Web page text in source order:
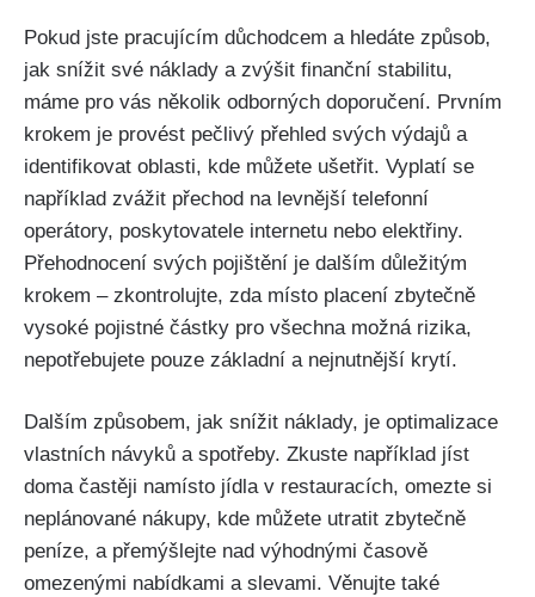
Pokud jste pracujícím důchodcem a hledáte způsob,
jak snížit své náklady a zvýšit finanční stabilitu,
máme pro vás několik odborných doporučení. Prvním
krokem je provést pečlivý přehled svých výdajů a
identifikovat oblasti, kde můžete ušetřit. Vyplatí se
například zvážit přechod na levnější telefonní
operátory, poskytovatele internetu nebo elektřiny.
Přehodnocení svých pojištění je dalším důležitým
krokem – zkontrolujte, zda místo placení zbytečně
vysoké pojistné částky pro všechna možná rizika,
nepotřebujete pouze základní a nejnutnější krytí.
Dalším způsobem, jak snížit náklady, je optimalizace
vlastních návyků a spotřeby. Zkuste například jíst
doma častěji namísto jídla v restauracích, omezte si
neplánované nákupy, kde můžete utratit zbytečně
peníze, a přemýšlejte nad výhodnými časově
omezenými nabídkami a slevami. Věnujte také